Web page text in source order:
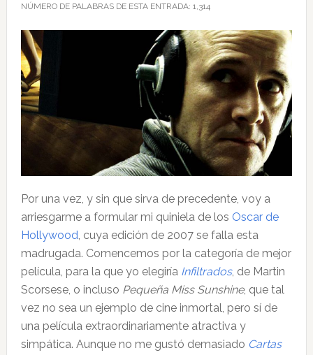
NÚMERO DE PALABRAS DE ESTA ENTRADA: 1,314
Por una vez, y sin que sirva de precedente, voy a
arriesgarme a formular mi quiniela de los Oscar de
Hollywood, cuya edición de 2007 se falla esta
madrugada. Comencemos por la categoría de mejor
película, para la que yo elegiría Infiltrados, de Martin
Scorsese, o incluso Pequeña Miss Sunshine, que tal
vez no sea un ejemplo de cine inmortal, pero sí de
una película extraordinariamente atractiva y
simpática. Aunque no me gustó demasiado Cartas